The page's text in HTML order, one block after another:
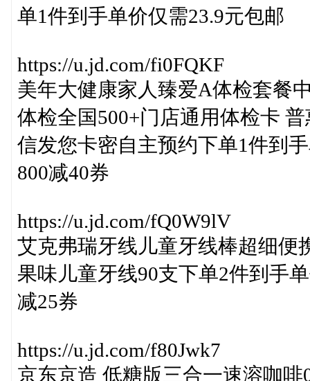
单1件到手单价仅需23.9元包邮
https://u.jd.com/fi0FQKF
美年大健康家人臻爱A体检套餐
体检全国500+门店通用体检卡
信发您卡密自主预约下单1件到
800减40券
https://u.jd.com/fQ0W9lV
艾克弗瑞牙线儿童牙线棒超细便
果味儿童牙线90支下单2件到手
减25券
https://u.jd.com/f80Jwk7
京东京造 低糖版三合一速溶咖啡